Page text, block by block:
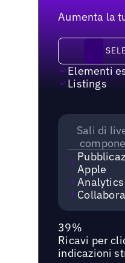
Aumenta la
Seleziona il
Elementi
Listings
Sali di
Apple
39%
Ricavi per
indicazioni